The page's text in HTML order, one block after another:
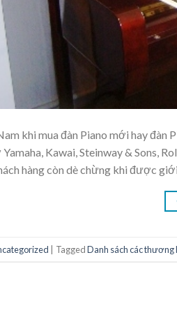
khi mua đàn Piano mới hay
Yamaha, Kawai, Steinway & Sons,
hàng còn dè chừng khi được
| TaggedDanh sách các thương